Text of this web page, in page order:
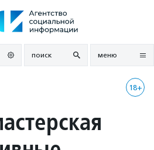
поиск меню
18+